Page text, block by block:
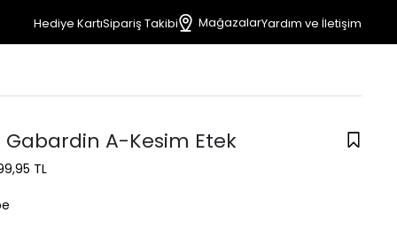
Hediye KartıSipariş Takibi MağazalarYardım ve İletişim
Gabardin A-Kesim Etek
TL